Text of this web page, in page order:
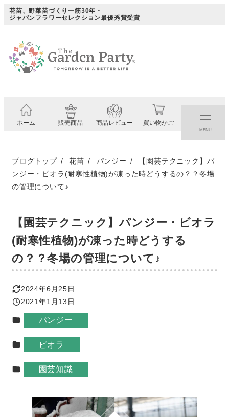
メ花苗、野菜苗づくり一筋30年・
ジャパンフラワーセレクション最優秀賞受賞
ホーム 販売商品 商品レビュー 買い物かご
MENU
ブログトップ 花苗 パンジー
【園芸テクニック】パ
ンジー・ビオラ(耐寒性植物)が凍った時どうするの？？冬場
の管理について♪
【園芸テクニック】パンジー・ビオラ
(耐寒性植物)が凍った時どうする
の？？冬場の管理について♪
更新日
2024年6月25日
投稿日
2021年1月13日
カテゴリーパンジー
カテゴリービオラ
カテゴリー園芸知識